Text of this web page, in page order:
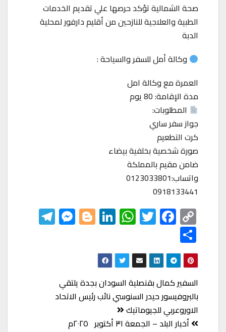
صحة الشمالية تؤكد حرصها علي تقديم الخدمات
الطبية والعلاجية للنازحين من أقليم دارفور لمحلية
الدبة
وكالة أمل للسفر والسياحة :
العمرة مع وكالة امل
مدة الإقامة: 80 يوم
المطلوبات:
جواز سفر ساري
كرت التطعيم
صورة شخصية بخلفية بيضاء
ضامن مقيم بالمملكة
واتساب:0123033801
0918133441
C
o
p
y
Li
nk
F
ac
eb
o
o
k
T
wi
tt
er
W
h
at
s
A
p
p
Li
nk
ed
In
Bl
o
M
es
r
S
h
ar
e
تصفّح
المقالات
السفير كمال بقنصلية السودان بجدة يلتقي
بالبروفيسور حيدر السنوسي نائب رئيس الاتحاد
الاوروعربي للجيوماتيك
أخبار البلد – الجمعة ٣١ أكتوبر ٢٠٢٥م